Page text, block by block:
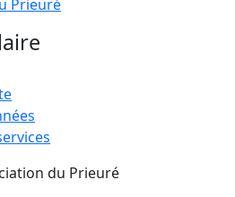
Prieuré
du Prieuré